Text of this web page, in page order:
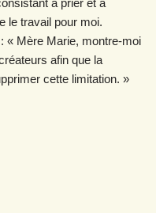
à prier et à
le travail pour moi.
« Mère Marie, montre-moi
afin que la
cette limitation. »